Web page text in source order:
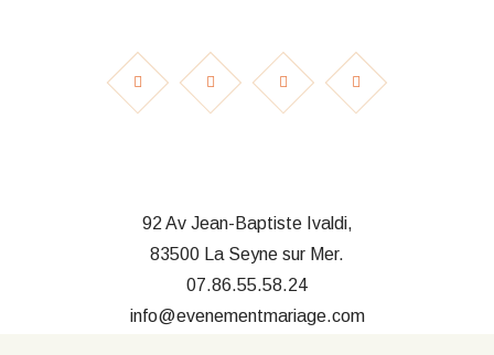
92 Av Jean-Baptiste Ivaldi,
83500 La Seyne sur Mer.
07.86.55.58.24
info@evenementmariage.com